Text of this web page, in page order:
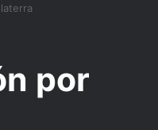
por